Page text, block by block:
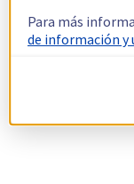
Para más
de información y